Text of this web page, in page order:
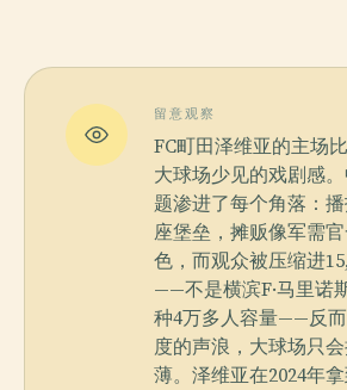
留意观察
FC町田泽维亚的主场
大球场少见的戏剧感
题渗进了每个角落：
座堡垒，摊贩像军需
色，而观众被压缩进
——不是横滨F·马里诺
种4万多人容量——反
度的声浪，大球场只
薄。泽维亚在2024年